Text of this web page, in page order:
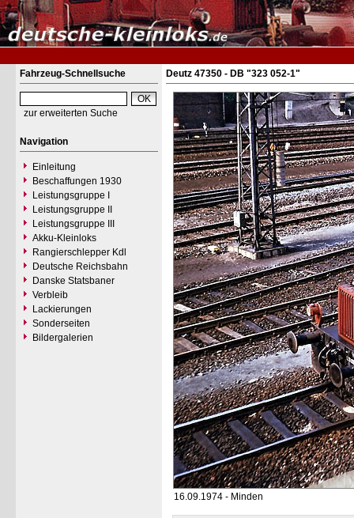
Fahrzeug-Schnellsuche
zur erweiterten Suche
Navigation
Einleitung
Beschaffungen 1930
Leistungsgruppe I
Leistungsgruppe II
Leistungsgruppe III
Akku-Kleinloks
Rangierschlepper Kdl
Deutsche Reichsbahn
Danske Statsbaner
Verbleib
Lackierungen
Sonderseiten
Bildergalerien
Deutz 47350 - DB "323 052-1"
16.09.1974 - Minden